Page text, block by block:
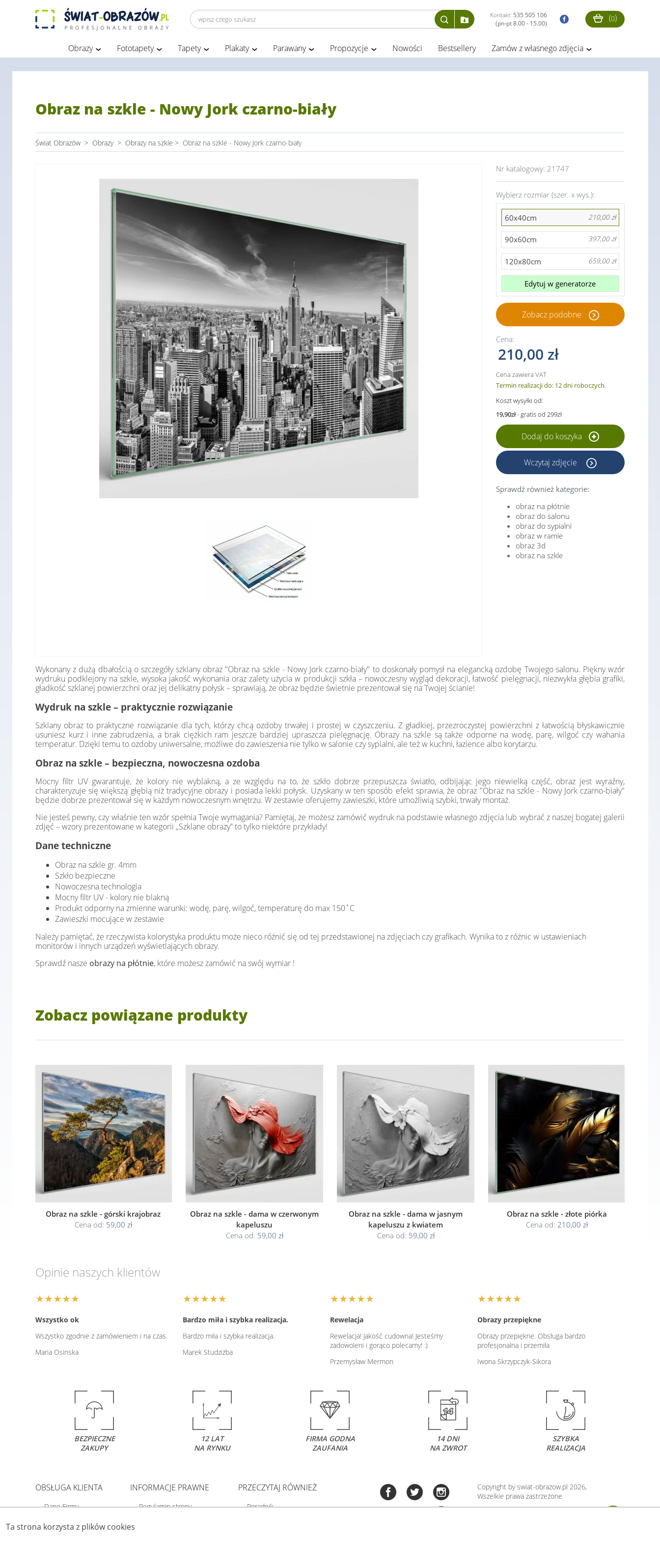
Ta strona korzysta z plików cookies
Kontakt: 535 505 106
(pn-pt 8.00 - 15.00)
(0)
Obrazy Fototapety Tapety Plakaty Parawany Propozycje Nowości Bestsellery Zamów z własnego zdjęcia
Obraz na szkle - Nowy Jork czarno-biały
Świat Obrazów > Obrazy > Obrazy na szkle > Obraz na szkle - Nowy Jork czarno-biały
Nr katalogowy: 21747
Wybierz rozmiar (szer. x wys.):
60x40cm 210,00 zł
90x60cm 397,00 zł
120x80cm 659,00 zł
Edytuj w generatorze
Zobacz podobne
Cena:
210,00 zł
Cena zawiera VAT
Termin realizacji do: 12 dni roboczych.
Koszt wysyłki od:
19,90zł- gratis od 299zł
Dodaj do koszyka
Wczytaj zdjęcie
Sprawdź również kategorie:
obraz na płótnie
obraz do salonu
obraz do sypialni
obraz w ramie
obraz 3d
obraz na szkle
Wykonany z dużą dbałością o szczegóły szklany obraz "Obraz na szkle - Nowy Jork czarno-biały" to doskonały pomysł na elegancką ozdobę Twojego salonu. Piękny wzór
wydruku podklejony na szkle, wysoka jakość wykonania oraz zalety użycia w produkcji szkła – nowoczesny wygląd dekoracji, łatwość pielęgnacji, niezwykła głębia grafiki,
gładkość szklanej powierzchni oraz jej delikatny połysk – sprawiają, że obraz będzie świetnie prezentował się na Twojej ścianie!
Wydruk na szkle – praktycznie rozwiązanie
Szklany obraz to praktyczne rozwiązanie dla tych, którzy chcą ozdoby trwałej i prostej w czyszczeniu. Z gładkiej, przezroczystej powierzchni z łatwością błyskawicznie
usuniesz kurz i inne zabrudzenia, a brak ciężkich ram jeszcze bardziej upraszcza pielęgnację. Obrazy na szkle są także odporne na wodę, parę, wilgoć czy wahania
temperatur. Dzięki temu to ozdoby uniwersalne, możliwe do zawieszenia nie tylko w salonie czy sypialni, ale też w kuchni, łazience albo korytarzu.
Obraz na szkle – bezpieczna, nowoczesna ozdoba
Mocny filtr UV gwarantuje, że kolory nie wyblakną, a ze względu na to, że szkło dobrze przepuszcza światło, odbijając jego niewielką część, obraz jest wyraźny,
charakteryzuje się większą głębią niż tradycyjne obrazy i posiada lekki połysk. Uzyskany w ten sposób efekt sprawia, że obraz "Obraz na szkle - Nowy Jork czarno-biały"
będzie dobrze prezentował się w każdym nowoczesnym wnętrzu. W zestawie oferujemy zawieszki, które umożliwią szybki, trwały montaż.
Nie jesteś pewny, czy właśnie ten wzór spełnia Twoje wymagania? Pamiętaj, że możesz zamówić wydruk na podstawie własnego zdjęcia lub wybrać z naszej bogatej galerii
zdjęć – wzory prezentowane w kategorii „Szklane obrazy” to tylko niektóre przykłady!
Dane techniczne
Obraz na szkle gr. 4mm
Szkło bezpieczne
Nowoczesna technologia
Mocny filtr UV - kolory nie blakną
Produkt odporny na zmienne warunki: wodę, parę, wilgoć, temperaturę do max 150˚C
Zawieszki mocujące w zestawie
Należy pamiętać, że rzeczywista kolorystyka produktu może nieco różnić się od tej przedstawionej na zdjęciach czy grafikach. Wynika to z różnic w ustawieniach
monitorów i innych urządzeń wyświetlających obrazy.
Sprawdź nasze obrazy na płótnie, które możesz zamówić na swój wymiar !
Zobacz powiązane produkty
Obraz na szkle - górski krajobraz
Cena od: 59,00 zł
Obraz na szkle - dama w czerwonym
kapeluszu
Cena od: 59,00 zł
Obraz na szkle - dama w jasnym
kapeluszu z kwiatem
Cena od: 59,00 zł
Obraz na szkle - złote piórka
Cena od: 210,00 zł
Opinie naszych klientów
★★★★★
Wszystko ok
Wszystko zgodnie z zamówieniem i na czas.
Maria Osinska
★★★★★
Bardzo miła i szybka realizacja.
Bardzo miła i szybka realizacja.
Marek Studziżba
★★★★★
Rewelacja
Rewelacja! Jakość cudowna! Jesteśmy
zadowoleni i gorąco polecamy! :)
Przemysław Mermon
★★★★★
Obrazy przepiękne
Obrazy przepiękne. Obsługa bardzo
profesjonalna i przemiła
Iwona Skrzypczyk-Sikora
BEZPIECZNE
ZAKUPY
12 LAT
NA RYNKU
FIRMA GODNA
ZAUFANIA
14 DNI
NA ZWROT
SZYBKA
REALIZACJA
OBSŁUGA KLIENTA
Dane Firmy
Dostawa i płatność
INFORMACJE PRAWNE
Regulamin strony
PRZECZYTAJ RÓWNIEŻ
Poradnik
Copyright by swiat-obrazow.pl 2026,
Wszelkie prawa zastrzeżone